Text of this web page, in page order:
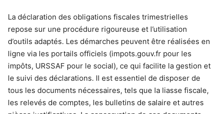
La déclaration des obligations fiscales trimestrielles
repose sur une procédure rigoureuse et l’utilisation
d’outils adaptés. Les démarches peuvent être réalisées en
ligne via les portails officiels (impots.gouv.fr pour les
impôts, URSSAF pour le social), ce qui facilite la gestion et
le suivi des déclarations. Il est essentiel de disposer de
tous les documents nécessaires, tels que la liasse fiscale,
les relevés de comptes, les bulletins de salaire et autres